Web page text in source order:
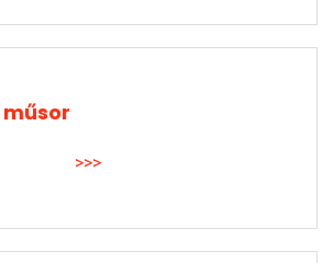
>>>